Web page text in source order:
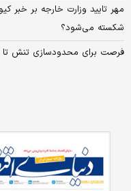
مهر تایید وزارت خارجه بر خبر
شکسته می‌شود؟
فرصت برای محدودسازی تنش تا